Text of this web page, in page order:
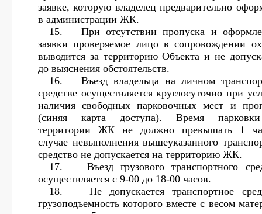
заявке, которую владелец предварительно
в администрации ЖК.
15.
При отсутствии пропуска и
заявки проверяемое лицо в сопровождении
выводится за территорию Объекта и не
до выяснения обстоятельств.
16.
Въезд владельца на личном
средстве осуществляется круглосуточно при
наличия свободных парковочных мест и
(синяя карта доступа). Время
территории ЖК не должно превышать 1
случае невыполнения вышеуказанного
средство не допускается на территорию ЖК.
17.
Въезд грузового транспортного
осуществляется с 9-00 до 18-00 часов.
18.
Не допускается транспортное
грузоподъемность которого вместе с весом